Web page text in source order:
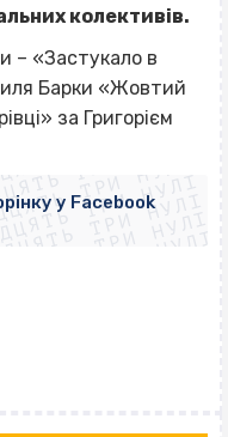
колективів.
– «Застукало в
Барки «Жовтий
за Григорієм
ТРИ НУЛІ
ТРИ НУЛІ
ТРИ НУЛІ
ТРИ НУЛІ
ТРИ НУЛІ
ТРИ НУЛІ
ТРИ НУЛІ
ТРИ НУЛІ
у Facebook